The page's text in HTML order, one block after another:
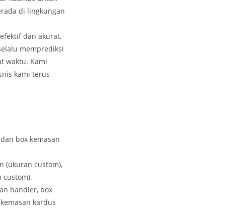
di lingkungan
dan akurat.
memprediksi
waktu. Kami
kami terus
box kemasan
(ukuran custom),
custom).
handler, box
kardus